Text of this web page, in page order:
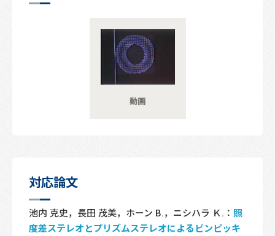
動画
対応論文
池内 克史，長田 茂美，ホーン B.，ニシハラ Ｋ.： 照
度差ステレオとプリズムステレオによるビンピッキ